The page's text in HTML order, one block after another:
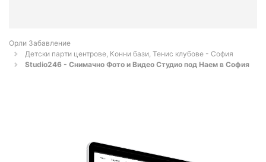
Орли Забавление
Детски парти центрове, Конни бази, Тенис клубове - София
Studio246 - Снимачно Фото и Видео Студио под Наем в София